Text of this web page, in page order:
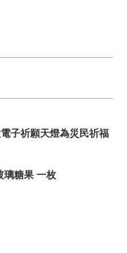
子祈願天燈為災民祈福
糖果 一枚